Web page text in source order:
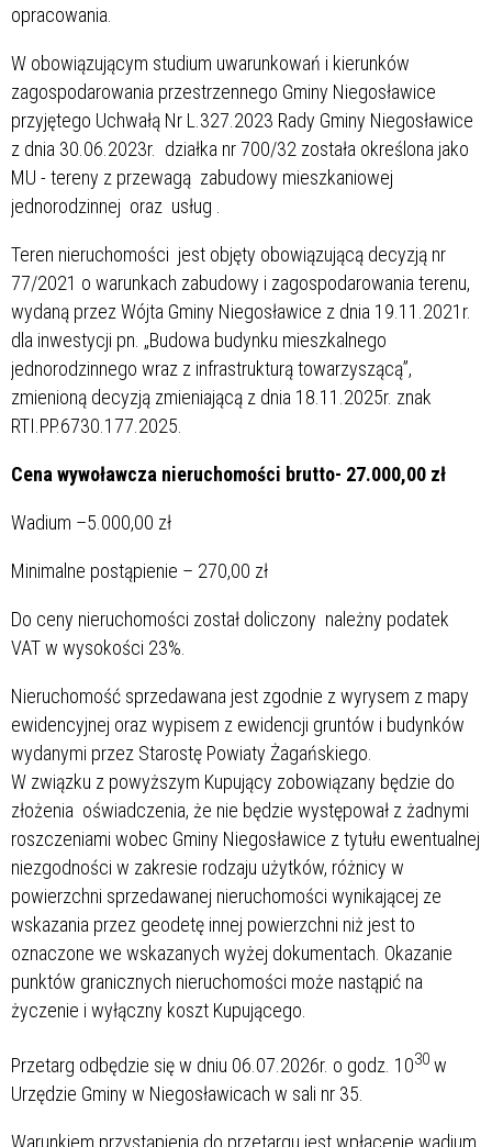
opracowania.
W obowiązującym studium uwarunkowań i kierunków
zagospodarowania przestrzennego Gminy Niegosławice
przyjętego Uchwałą Nr L.327.2023 Rady Gminy Niegosławice
z dnia 30.06.2023r. działka nr 700/32 została określona jako
MU - tereny z przewagą zabudowy mieszkaniowej
jednorodzinnej oraz usług .
Teren nieruchomości jest objęty obowiązującą decyzją nr
77/2021 o warunkach zabudowy i zagospodarowania terenu,
wydaną przez Wójta Gminy Niegosławice z dnia 19.11.2021r.
dla inwestycji pn. „Budowa budynku mieszkalnego
jednorodzinnego wraz z infrastrukturą towarzyszącą”,
zmienioną decyzją zmieniającą z dnia 18.11.2025r. znak
RTI.PP.6730.177.2025.
Cena wywoławcza nieruchomości brutto- 27.000,00 zł
Wadium –5.000,00 zł
Minimalne postąpienie – 270,00 zł
Do ceny nieruchomości został doliczony należny podatek
VAT w wysokości 23%.
Nieruchomość sprzedawana jest zgodnie z wyrysem z mapy
ewidencyjnej oraz wypisem z ewidencji gruntów i budynków
wydanymi przez Starostę Powiaty Żagańskiego.
W związku z powyższym Kupujący zobowiązany będzie do
złożenia oświadczenia, że nie będzie występował z żadnymi
roszczeniami wobec Gminy Niegosławice z tytułu ewentualnej
niezgodności w zakresie rodzaju użytków, różnicy w
powierzchni sprzedawanej nieruchomości wynikającej ze
wskazania przez geodetę innej powierzchni niż jest to
oznaczone we wskazanych wyżej dokumentach. Okazanie
punktów granicznych nieruchomości może nastąpić na
życzenie i wyłączny koszt Kupującego.
Przetarg odbędzie się w dniu 06.07.2026r. o godz. 1030 w
Urzędzie Gminy w Niegosławicach w sali nr 35.